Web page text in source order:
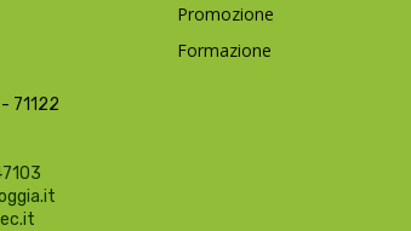
71122
Promozione
Formazione